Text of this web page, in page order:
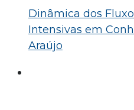
Dinâmica dos
Intensivas em
Araújo